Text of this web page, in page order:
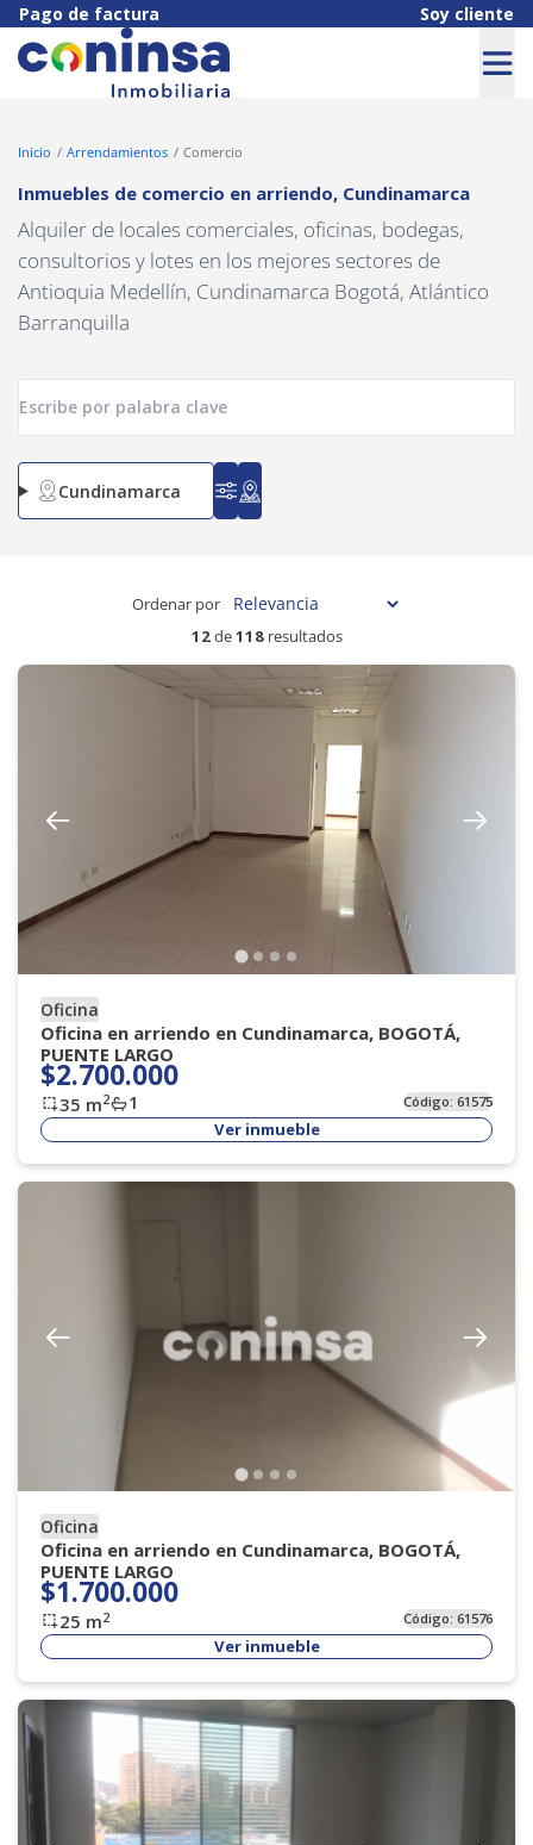
Pago de factura Soy cliente
Inicio Arrendamientos Comercio
Inmuebles de comercio en arriendo, Cundinamarca
Alquiler de locales comerciales, oficinas, bodegas,
consultorios y lotes en los mejores sectores de
Antioquia Medellín, Cundinamarca Bogotá, Atlántico
Barranquilla
Cundinamarca
12de118resultados
Ordenar por
Oficina
Oficina en arriendo en Cundinamarca, BOGOTÁ,
PUENTE LARGO
$2.700.000
35 m2 1 Código:61575
Ver inmueble
Oficina
Oficina en arriendo en Cundinamarca, BOGOTÁ,
PUENTE LARGO
$1.700.000
25 m2 Código:61576
Ver inmueble
Navigated to Inmuebles de comercio en arriendo, Cundinamarca